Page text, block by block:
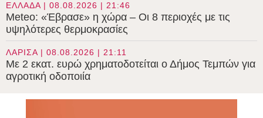
ΕΛΛΑΔΑ | 08.08.2026 | 21:46
Meteo: «Έβρασε» η χώρα – Οι 8 περιοχές με τις
υψηλότερες θερμοκρασίες
ΛΑΡΙΣΑ | 08.08.2026 | 21:11
Με 2 εκατ. ευρώ χρηματοδοτείται ο Δήμος Τεμπών για
αγροτική οδοποιία